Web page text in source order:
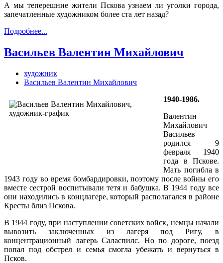
А мы теперешние жители Пскова узнаем ли уголки города,
запечатленные художником более ста лет назад?
Подробнее...
Васильев Валентин Михайлович
художник
Васильев Валентин Михайлович
1940-1986.
Валентин
Михайлович
Васильев
родился 9
февраля 1940
года в Пскове.
Мать погибла в
1943 году во время бомбардировки, поэтому после войны его
вместе сестрой воспитывали тетя и бабушка. В 1944 году все
они находились в концлагере, который располагался в районе
Кресты близ Пскова.
В 1944 году, при наступлении советских войск, немцы начали
вывозить заключенных из лагеря под Ригу, в
концентрационный лагерь Саласпилс. Но по дороге, поезд
попал под обстрел и семья смогла убежать и вернуться в
Псков.